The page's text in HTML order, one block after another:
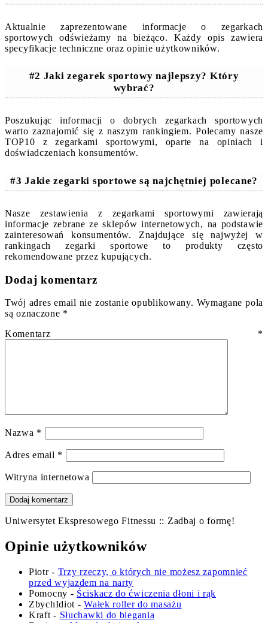
Aktualnie zaprezentowane informacje o zegarkach
sportowych odświeżamy na bieżąco. Każdy opis zawiera
specyfikacje techniczne oraz opinie użytkowników.
#2 Jaki zegarek sportowy najlepszy? Który
wybrać?
Poszukując informacji o dobrych zegarkach sportowych
warto zaznajomić się z naszym rankingiem. Polecamy nasze
TOP10 z zegarkami sportowymi, oparte na opiniach i
doświadczeniach konsumentów.
#3 Jakie zegarki sportowe są najchętniej polecane?
Nasze zestawienia z zegarkami sportowymi zawierają
informacje zebrane ze sklepów internetowych, na podstawie
zainteresowań konsumentów. Znajdujące się najwyżej w
rankingach zegarki sportowe to produkty często
rekomendowane przez kupujących.
Dodaj komentarz
Twój adres email nie zostanie opublikowany. Wymagane pola
są oznaczone *
Komentarz *
Nazwa *
Adres email *
Witryna internetowa
Uniwersytet Ekspresowego Fitnessu :: Zadbaj o formę!
Opinie użytkowników
Piotr- Trzy rzeczy, o których nie możesz zapomnieć
przed wyjazdem na narty
Pomocny - Ściskacz do ćwiczenia dłoni i rąk
ZbychIdiot -Wałek roller do masażu
Kraft - Słuchawki do biegania